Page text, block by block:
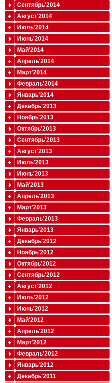
Сентябрь'2014
Август'2014
Июль'2014
Июнь'2014
Май'2014
Апрель'2014
Март'2014
Февраль'2014
Январь'2014
Декабрь'2013
Ноябрь'2013
Октябрь'2013
Сентябрь'2013
Август'2013
Июль'2013
Июнь'2013
Май'2013
Апрель'2013
Март'2013
Февраль'2013
Январь'2013
Декабрь'2012
Ноябрь'2012
Октябрь'2012
Сентябрь'2012
Август'2012
Июль'2012
Июнь'2012
Май'2012
Апрель'2012
Март'2012
Февраль'2012
Январь'2012
Декабрь'2011